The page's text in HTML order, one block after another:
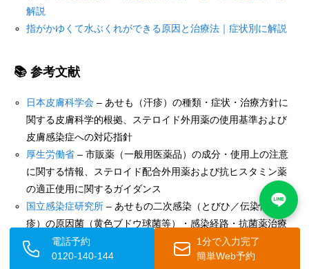
解説
指がかゆくて水ぶくれができる原因と治療法｜症状別に解説
📚 参考文献
日本皮膚科学会 – あせも（汗疹）の種類・症状・治療方針に
関する皮膚科学的根拠、ステロイド外用薬の使用基準および
皮膚感染症への対応指針
厚生労働省 – 市販薬（一般用医薬品）の成分・使用上の注意
に関する情報、ステロイド配合外用薬および抗ヒスタミン薬
の適正使用に関するガイダンス
国立感染症研究所 – あせもの二次感染（とびひ／伝染性膿痂
疹）の原因菌（黄色ブドウ球菌等）・感染経路・抗菌薬治療
に関する疫学的・臨床的情報
電話予約
0120-140-144
1分で入力完了
簡単Web予約